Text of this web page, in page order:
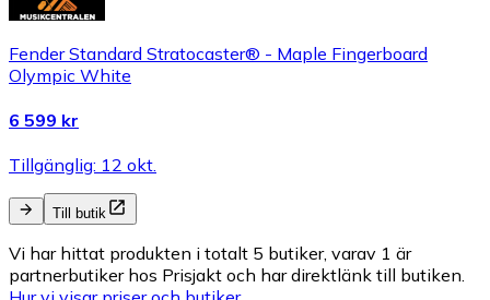
Fender Standard Stratocaster® - Maple Fingerboard
Olympic White
6 599 kr
Tillgänglig: 12 okt.
Till butik
Vi har hittat produkten i totalt 5 butiker, varav 1 är
partnerbutiker hos Prisjakt och har direktlänk till butiken.